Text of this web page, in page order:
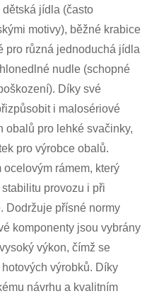
jídla (často
motivy), běžné krabice
pro různá jednoduchá jídla
nudle (schopné
Díky své
i malosériové
obalů pro lehké svačinky,
pro výrobce obalů.
rámem, který
provozu i při
Dodržuje přísné normy
komponenty jsou vybrány
výkon, čímž se
výrobků. Díky
návrhu a kvalitním